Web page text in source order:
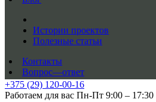
Истории проектов
Полезные статьи
Контакты
Вопрос—ответ
+375 (29) 120-00-16
Работаем для вас Пн-Пт 9:00 – 17:30